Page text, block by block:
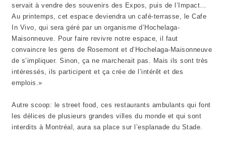
servait à vendre des souvenirs des Expos, puis de l’Impact…
Au printemps, cet espace deviendra un café-terrasse, le Cafe
In Vivo, qui sera géré par un organisme d’Hochelaga-
Maisonneuve. Pour faire revivre notre espace, il faut
convaincre les gens de Rosemont et d’Hochelaga-Maisonneuve
de s’impliquer. Sinon, ça ne marcherait pas. Mais ils sont très
intéressés, ils participent et ça crée de l’intérêt et des
emplois.»
Autre scoop: le street food, ces restaurants ambulants qui font
les délices de plusieurs grandes villes du monde et qui sont
interdits à Montréal, aura sa place sur l’esplanade du Stade.